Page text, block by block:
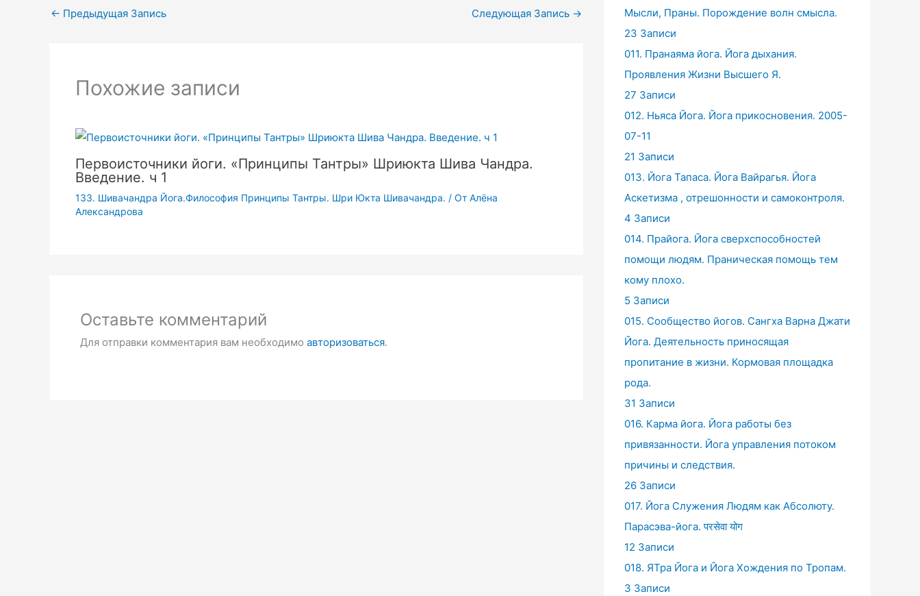
← Предыдущая Запись Следующая Запись →
Похожие записи
Первоисточники йоги. «Принципы Тантры» Шриюкта Шива Чандра.
Введение. ч 1
133. Шивачандра Йога.Философия Принципы Тантры. Шри Юкта Шивачандра. / От Алёна
Александрова
Оставьте комментарий
Для отправки комментария вам необходимо авторизоваться.
Мысли, Праны. Порождение волн смысла.
23 Записи
011. Пранаяма йога. Йога дыхания.
Проявления Жизни Высшего Я.
27 Записи
012. Ньяса Йога. Йога прикосновения. 2005-
07-11
21 Записи
013. Йога Тапаса. Йога Вайрагья. Йога
Аскетизма , отрешонности и самоконтроля.
4 Записи
014. Прайога. Йога сверхспособностей
помощи людям. Праническая помощь тем
кому плохо.
5 Записи
015. Сообщество йогов. Сангха Варна Джати
Йога. Деятельность приносящая
пропитание в жизни. Кормовая площадка
рода.
31 Записи
016. Карма йога. Йога работы без
привязанности. Йога управления потоком
причины и следствия.
26 Записи
017. Йога Служения Людям как Абсолюту.
Парасэва-йога. परसेवा योग
12 Записи
018. ЯТра Йога и Йога Хождения по Тропам.
3 Записи